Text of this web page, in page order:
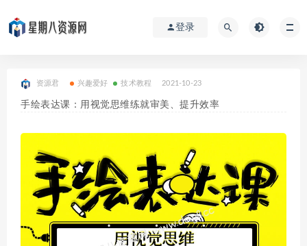
登录
资源君 兴趣爱好 技术教程 2021-10-23
手绘表达课：用视觉思维练就审美、提升效率